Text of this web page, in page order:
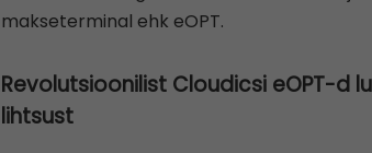
makseterminal ehk eOPT.
Revolutsioonilist Cloudicsi eOPT-d
lihtsust